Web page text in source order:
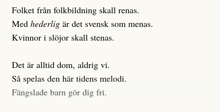
Folket från folkbildning skall renas.
Med hederlig är det svensk som menas.
Kvinnor i slöjor skall stenas.
Det är alltid dom, aldrig vi.
Så spelas den här tidens melodi.
Fängslade barn gör dig fri.